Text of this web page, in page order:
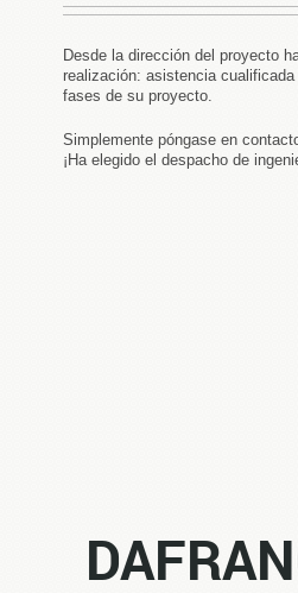
Desde la dirección del proyecto
realización: asistencia
fases de su proyecto.
Simplemente póngase en
¡Ha elegido el despacho de